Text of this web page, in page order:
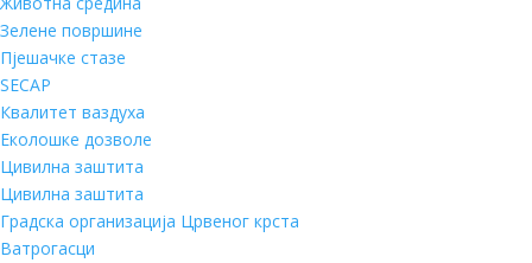
Зелене површине
Пјешачке стазе
SECAP
Квалитет ваздуха
Еколошке дозволе
Цивилна заштита
Цивилна заштита
Градска организација Црвеног крста
Ватрогасци